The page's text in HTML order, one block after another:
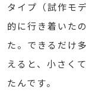
タイプ（試作モ
的に行き着いた
た。できるだけ
えると、小さく
たんです。